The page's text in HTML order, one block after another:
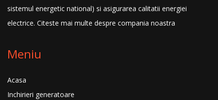
sistemul energetic national) si asigurarea calitatii energiei
electrice. Citeste mai multe despre compania noastra
Meniu
Acasa
Inchirieri generatoare